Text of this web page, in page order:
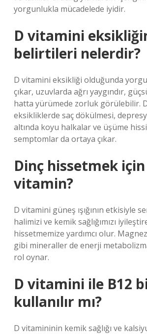
yorgunlukla mücadelede iyidir.
D vitamini
belirtileri nelerdir?
D vitamini eksikliği olduğunda
çıkar, uzuvlarda ağrı yaygındır,
hatta yürümede zorluk görülebilir.
eksikliklerde saç dökülmesi,
altında koyu halkalar ve üşüme
semptomlar da ortaya çıkar.
Dinç hissetmek
vitamin?
D vitamini güneş ışığının etkisiyle
halimizi ve kemik sağlığımızı
hissetmemize yardımcı olur.
gibi mineraller de enerji
rol oynar.
D vitamini ile B12
kullanılır mı?
D vitamininin kemik sağlığı ve